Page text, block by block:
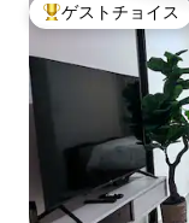
大好評のゲストチ
ゲストチョイス